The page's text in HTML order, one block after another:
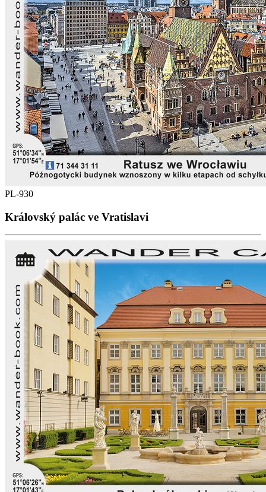
PL-930
Královský palác ve Vratislavi